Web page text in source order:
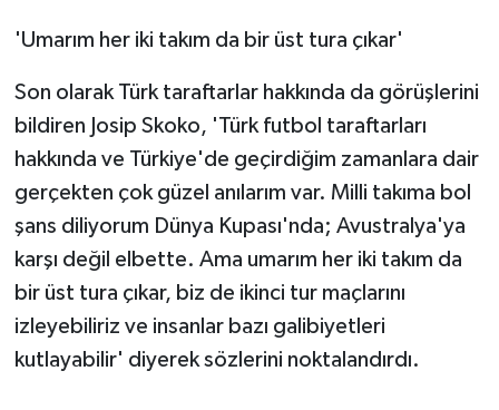
'Umarım her iki takım da bir üst tura çıkar'
Son olarak Türk taraftarlar hakkında da görüşlerini
bildiren Josip Skoko, 'Türk futbol taraftarları
hakkında ve Türkiye'de geçirdiğim zamanlara dair
gerçekten çok güzel anılarım var. Milli takıma bol
şans diliyorum Dünya Kupası'nda; Avustralya'ya
karşı değil elbette. Ama umarım her iki takım da
bir üst tura çıkar, biz de ikinci tur maçlarını
izleyebiliriz ve insanlar bazı galibiyetleri
kutlayabilir' diyerek sözlerini noktalandırdı.